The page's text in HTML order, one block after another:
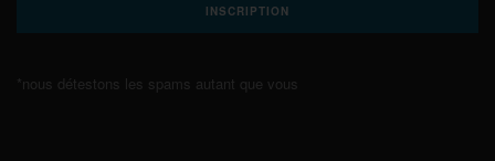
*nous détestons les spams autant que vous